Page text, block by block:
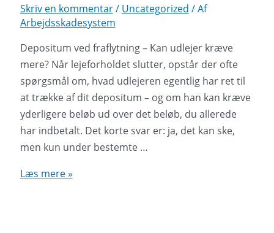
Skriv en kommentar/ Uncategorized / Af
Arbejdsskadesystem
Depositum ved fraflytning – Kan udlejer kræve
mere? Når lejeforholdet slutter, opstår der ofte
spørgsmål om, hvad udlejeren egentlig har ret til
at trække af dit depositum – og om han kan kræve
yderligere beløb ud over det beløb, du allerede
har indbetalt. Det korte svar er: ja, det kan ske,
men kun under bestemte …
Depositum
Læs mere »